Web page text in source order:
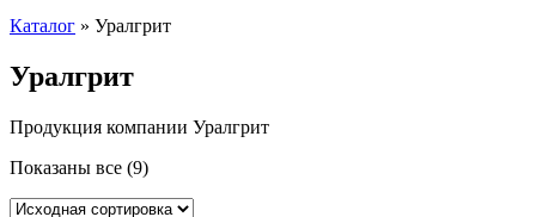
Каталог » Уралгрит
Уралгрит
Продукция компании Уралгрит
Показаны все (9)